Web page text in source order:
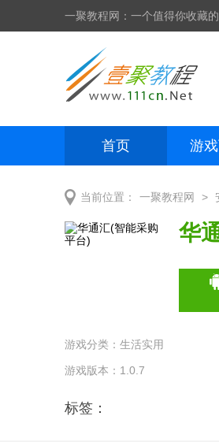
一聚教程网：一个值得你收藏
首页 游
当前位置： 一聚教程网 >
华
游戏分类： 生活实用
游戏版本：1.0.7
标签：